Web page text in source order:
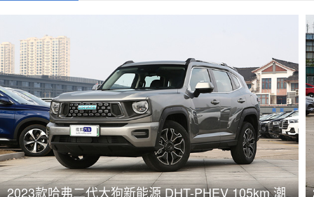
2023款哈弗二代大狗新能源 DHT-PHEV 105km 潮